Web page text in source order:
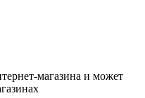
магазина и может